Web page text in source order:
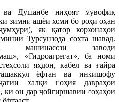
ва Душанбе ниҳоят мувофиқ
зимни ашёи хоми бо роҳи оҳан
як қатор корхонаҳои
Турсунзода сохта шавад.
машинасозӣ заводи
«Гидроагрегат», ба номи
яхдон, кабел ва ғайра
ёфтан ва инкишофу
халқи ноҳия давраҳои
ки он дар ҷойгиршавии соҳаҳои